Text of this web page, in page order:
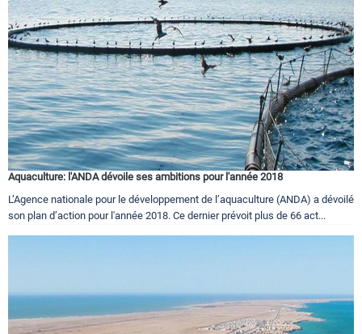
Aquaculture: l'ANDA dévoile ses ambitions pour l'année 2018
L’Agence nationale pour le développement de l’aquaculture (ANDA) a dévoilé
son plan d’action pour l'année 2018. Ce dernier prévoit plus de 66 act...